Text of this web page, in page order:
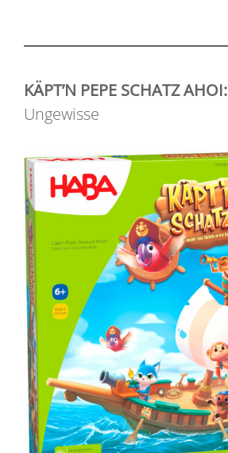
KÄPT’N PEPE SCHATZ AHOI:
Ungewisse